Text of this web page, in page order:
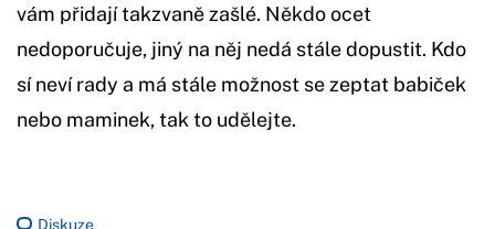
vám přidají takzvaně zašlé. Někdo ocet
nedoporučuje, jiný na něj nedá stále dopustit. Kdo
sí neví rady a má stále možnost se zeptat babiček
nebo maminek, tak to udělejte.
Diskuze